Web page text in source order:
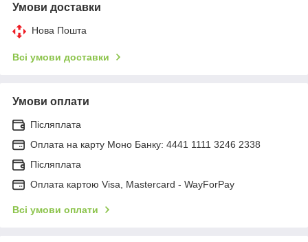
Умови доставки
Нова Пошта
Всі умови доставки
Умови оплати
Післяплата
Оплата на карту Моно Банку: 4441 1111 3246 2338
Післяплата
Оплата картою Visa, Mastercard - WayForPay
Всі умови оплати